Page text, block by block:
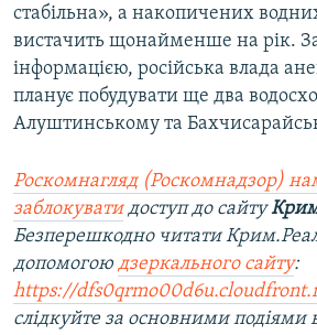
стабільна», а накопичених
вистачить щонайменше на рік.
інформацією, російська влада
планує побудувати ще два
Алуштинському та
Роскомнагляд (Роскомнадзор)
заблокуватидоступ до сайту
Безперешкодно читати
допомогою дзеркального сайту:
https://
слідкуйте за основними подіями